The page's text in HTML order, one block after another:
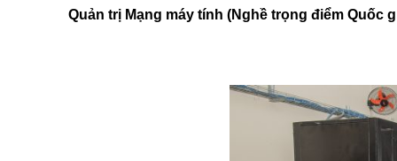
Quản trị Mạng máy tính (Nghề trọng điểm Quốc